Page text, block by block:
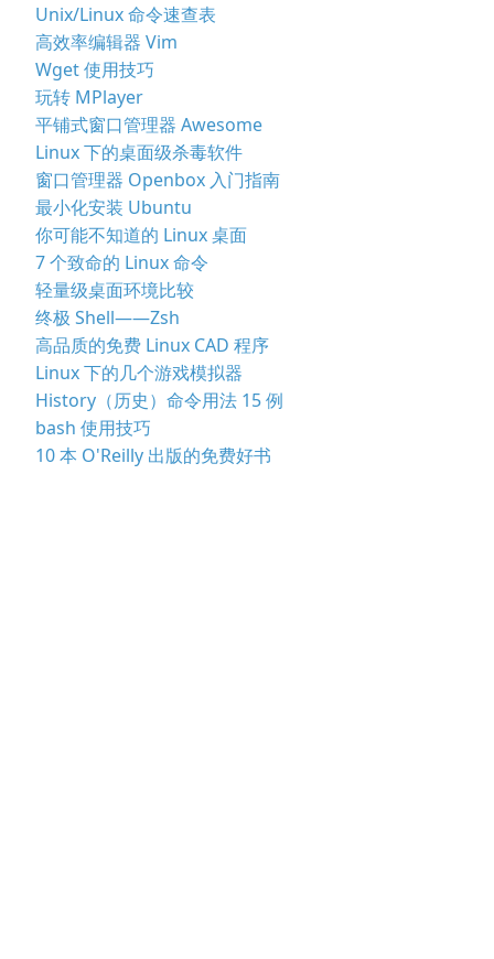
Unix/Linux 命令速查表
高效率编辑器 Vim
Wget 使用技巧
玩转 MPlayer
平铺式窗口管理器 Awesome
Linux 下的桌面级杀毒软件
窗口管理器 Openbox 入门指南
最小化安装 Ubuntu
你可能不知道的 Linux 桌面
7 个致命的 Linux 命令
轻量级桌面环境比较
终极 Shell——Zsh
高品质的免费 Linux CAD 程序
Linux 下的几个游戏模拟器
History（历史）命令用法 15 例
bash 使用技巧
10 本 O'Reilly 出版的免费好书